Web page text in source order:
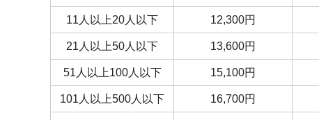
11人以上20人以下 12,300円
21人以上50人以下 13,600円
51人以上100人以下 15,100円
101人以上500人以下 16,700円